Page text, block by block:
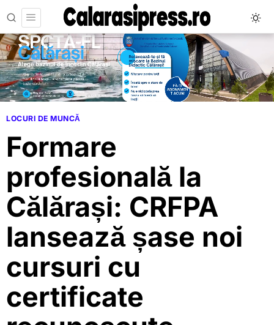
LOCURI DE MUNCĂ
Formare
profesională la
Călărași: CRFPA
lansează șase noi
cursuri cu
certificate